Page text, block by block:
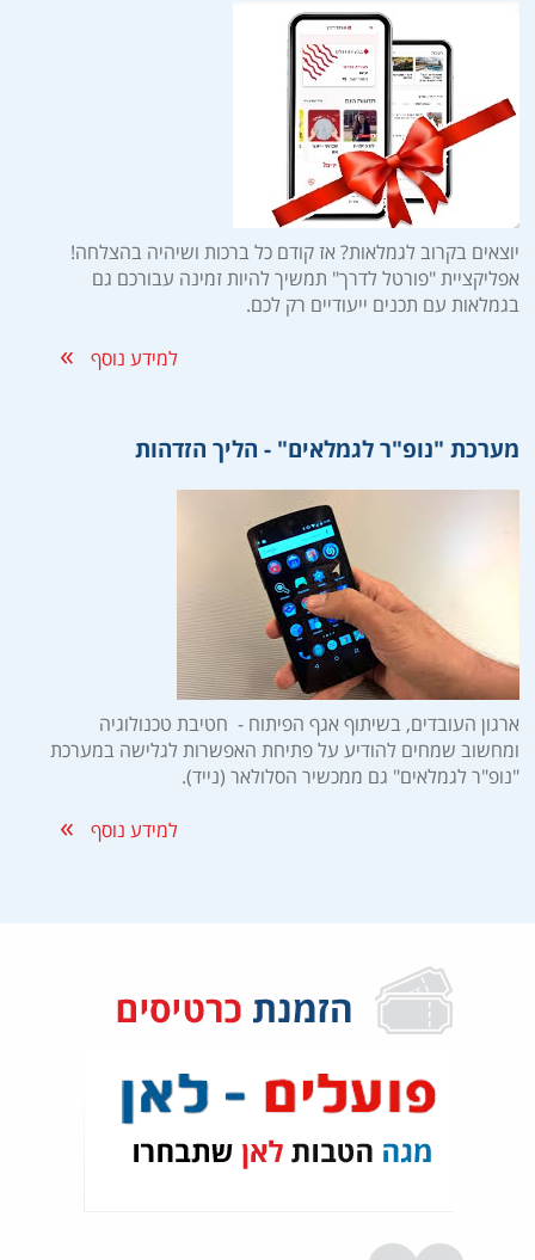
יוצאים בקרוב לגמלאות? אז קודם כל ברכות ושיהיה בהצלחה!
אפליקציית "פורטל לדרך" תמשיך להיות זמינה עבורכם גם
בגמלאות עם תכנים ייעודיים רק לכם.
למידע נוסף
מערכת "נופ"ר לגמלאים" - הליך הזדהות
ארגון העובדים, בשיתוף אגף הפיתוח - חטיבת טכנולוגיה
ומחשוב שמחים להודיע על פתיחת האפשרות לגלישה במערכת
"נופ"ר לגמלאים" גם ממכשיר הסלולאר (נייד).
למידע נוסף